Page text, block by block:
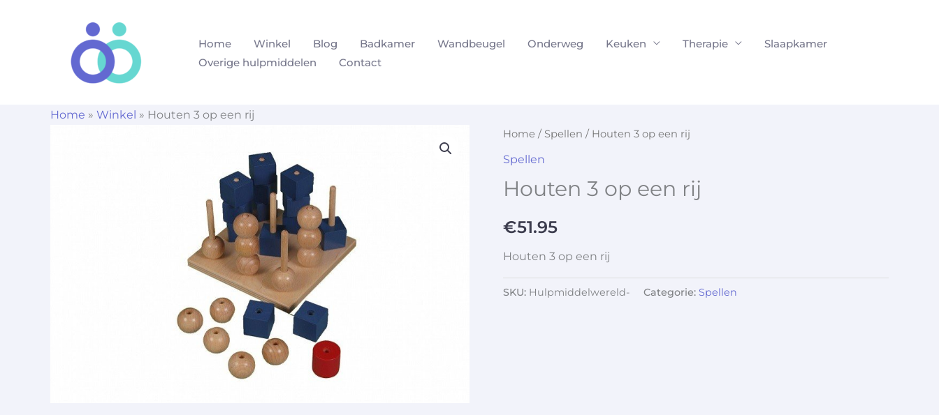
Home Winkel Blog Badkamer Wandbeugel Onderweg Keuken Therapie
Slaapkamer
Overige hulpmiddelen
Contact
Home » Winkel » Houten 3 op een rij
Home / Spellen / Houten 3 op een rij
Spellen
Houten 3 op een rij
€51.95
Houten 3 op een rij
SKU: Hulpmiddelwereld- Categorie: Spellen